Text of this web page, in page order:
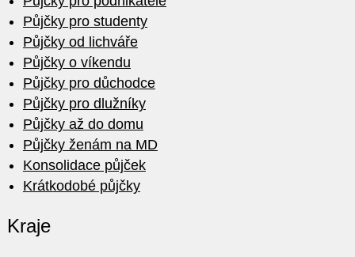
Půjčky pro studenty
Půjčky od lichváře
Půjčky o víkendu
Půjčky pro důchodce
Půjčky pro dlužníky
Půjčky až do domu
Půjčky ženám na MD
Konsolidace půjček
Krátkodobé půjčky
Kraje